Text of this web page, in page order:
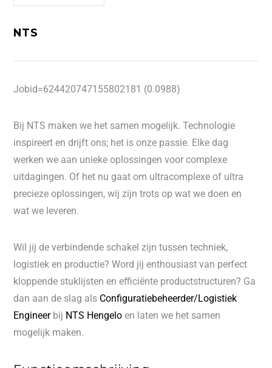
NTS
Jobid=624420747155802181 (0.0988)
Bij NTS maken we het samen mogelijk. Technologie
inspireert en drijft ons; het is onze passie. Elke dag
werken we aan unieke oplossingen voor complexe
uitdagingen. Of het nu gaat om ultracomplexe of ultra
precieze oplossingen, wij zijn trots op wat we doen en
wat we leveren.
Wil jij de verbindende schakel zijn tussen techniek,
logistiek en productie? Word jij enthousiast van perfect
kloppende stuklijsten en efficiënte productstructuren? Ga
dan aan de slag als Configuratiebeheerder/Logistiek
Engineerbij NTS Hengelo en laten we het samen
mogelijk maken.